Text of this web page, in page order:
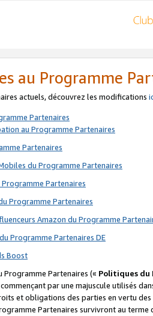
au Programme
actuels, découvrez les modifications
Partenaires
au Programme Partenaires
Partenaires
du Programme Partenaires
Partenaires
Programme Partenaires
Amazon du Programme
Programme Partenaires DE
Boost
Programme Partenaires (« Politiques du
par une majuscule utilisés
et obligations des parties en vertu
Partenaires survivront au